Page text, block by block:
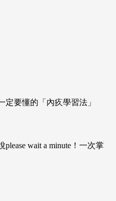
要懂的「內疚學習法」
wait a minute！一次掌